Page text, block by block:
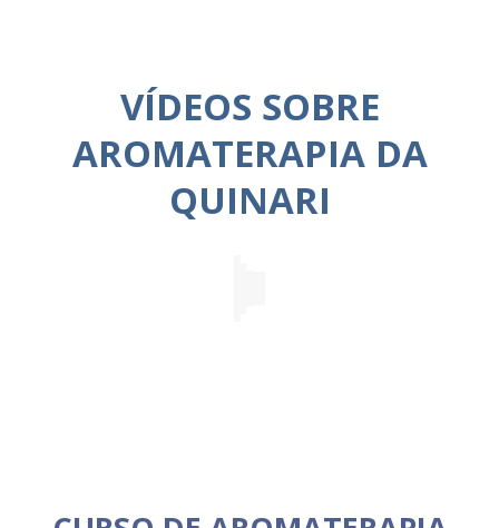
VÍDEOS SOBRE
AROMATERAPIA DA
QUINARI